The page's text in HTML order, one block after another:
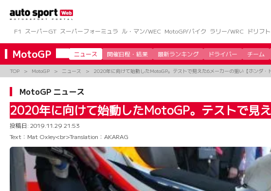
ツ
へ
ス
キ
ッ
F1
スーパーGT スーパーフォーミュラ ル・マン/WEC MotoGP/バイク ラリー/WRC ドリフト
MotoGP ニュース 開催日程・結果 最新ランキング ドライバー チーム
TOP MotoGP ニュース 2020年に向けて始動したMotoGP。テストで見えた6メーカーの狙い【ホンダ・
MotoGP ニュース
2020年に向けて始動したMotoGP。テストで見
投稿日: 2019.11.29 21:53
Text：Mat Oxley<br>Translation：AKARAG